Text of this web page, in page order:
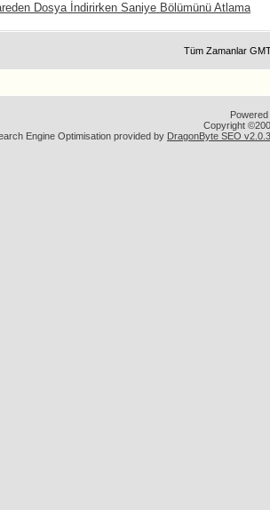
Dosya İndirirken Saniye Bölümünü Atlama
Tüm Zamanlar
Copyright
Engine Optimisation provided by DragonByte SEO